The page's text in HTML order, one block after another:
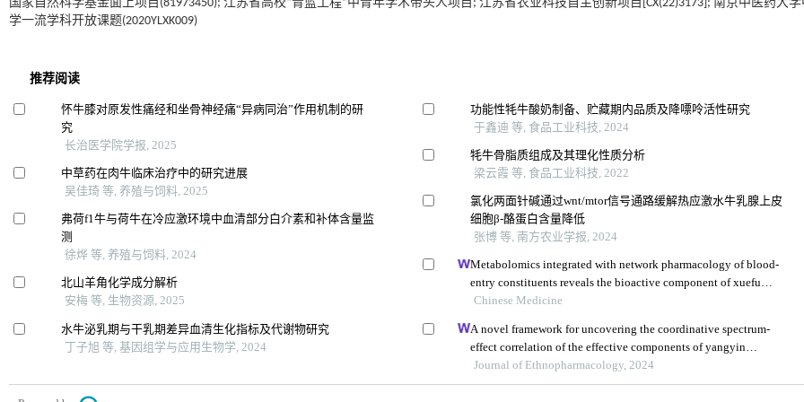
国家自然科学基金面上项目(81973450); 江苏省高校“青蓝工程”中青年学术带头人项目; 江苏省农业科技自主创新项目[CX(22)3173]; 南京中医药大
学一流学科开放课题(2020YLXK009)